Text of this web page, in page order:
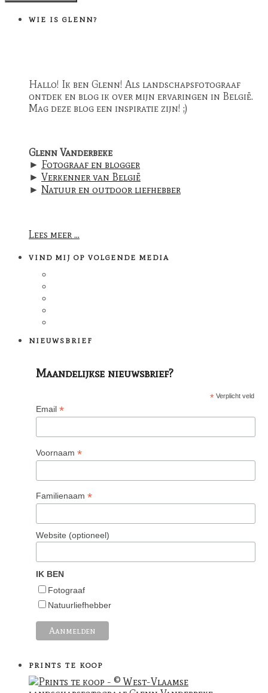
WIE IS GLENN?
Hallo! Ik ben Glenn! Als landschapsfotograaf
ontdek en blog ik over mijn ervaringen in België.
Mag deze blog een inspiratie zijn! ;)
Glenn Vanderbeke
► Fotograaf en blogger
► Verkenner van België
► Natuur en outdoor liefhebber
Lees meer ...
VIND MIJ OP VOLGENDE MEDIA
NIEUWSBRIEF
Maandelijkse nieuwsbrief?
*Verplicht veld
Email *
Voornaam *
Familienaam *
Website (optioneel)
IK BEN
Fotograaf
Natuurliefhebber
PRINTS TE KOOP